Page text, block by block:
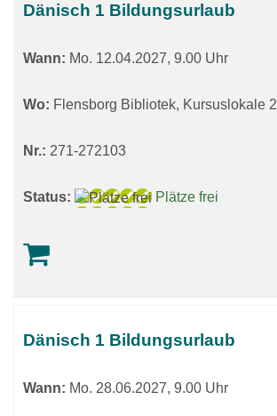
Dänisch 1 Bildungsurlaub
Wann: Mo. 12.04.2027, 9.00 Uhr
Wo: Flensborg Bibliotek, Kursuslokale 2
Nr.: 271-272103
Status: Plätze frei
Dänisch 1 Bildungsurlaub
Wann: Mo. 28.06.2027, 9.00 Uhr